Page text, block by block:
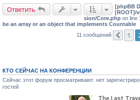
Ответить [phpBB
[ROOT]/
sion/Core.php on line
be an array or an object that implements Countable
11 сообщений
1
КТО СЕЙЧАС НА КОНФЕРЕНЦИИ
Сейчас этот форум просматривают: нет
гостей